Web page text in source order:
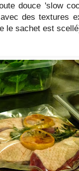
douce 'slow
des textures
le sachet est